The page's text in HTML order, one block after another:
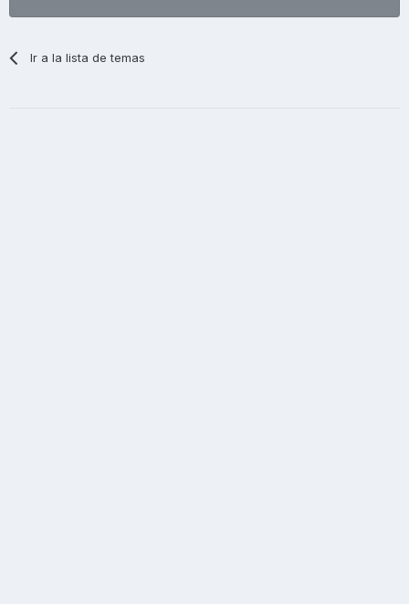
Ir a la lista de temas